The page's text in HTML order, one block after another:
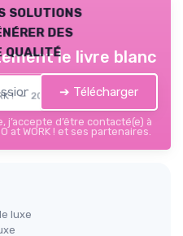
solutions
des
qualité
! — 2026
le livre blanc
➔ Télécharger
j’accepte d’être contacté(e) à
at WORK ! et ses partenaires.
luxe